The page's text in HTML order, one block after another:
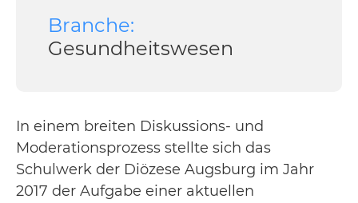
In einem breiten Diskussions- und
Moderationsprozess stellte sich das
Schulwerk der Diözese Augsburg im Jahr
2017 der Aufgabe einer aktuellen
Branche:
Gesundheitswesen